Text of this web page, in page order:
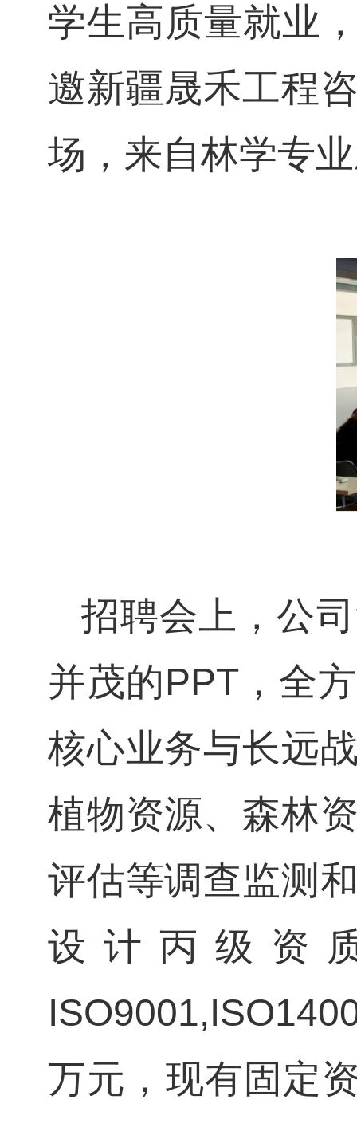
学生高质量就业
邀新疆晟禾工程
场，来自林学专
招聘会上，公
并茂的PPT，全
核心业务与长远
植物资源、森林
评估等调查监测
设计丙级资
万元，现有固定